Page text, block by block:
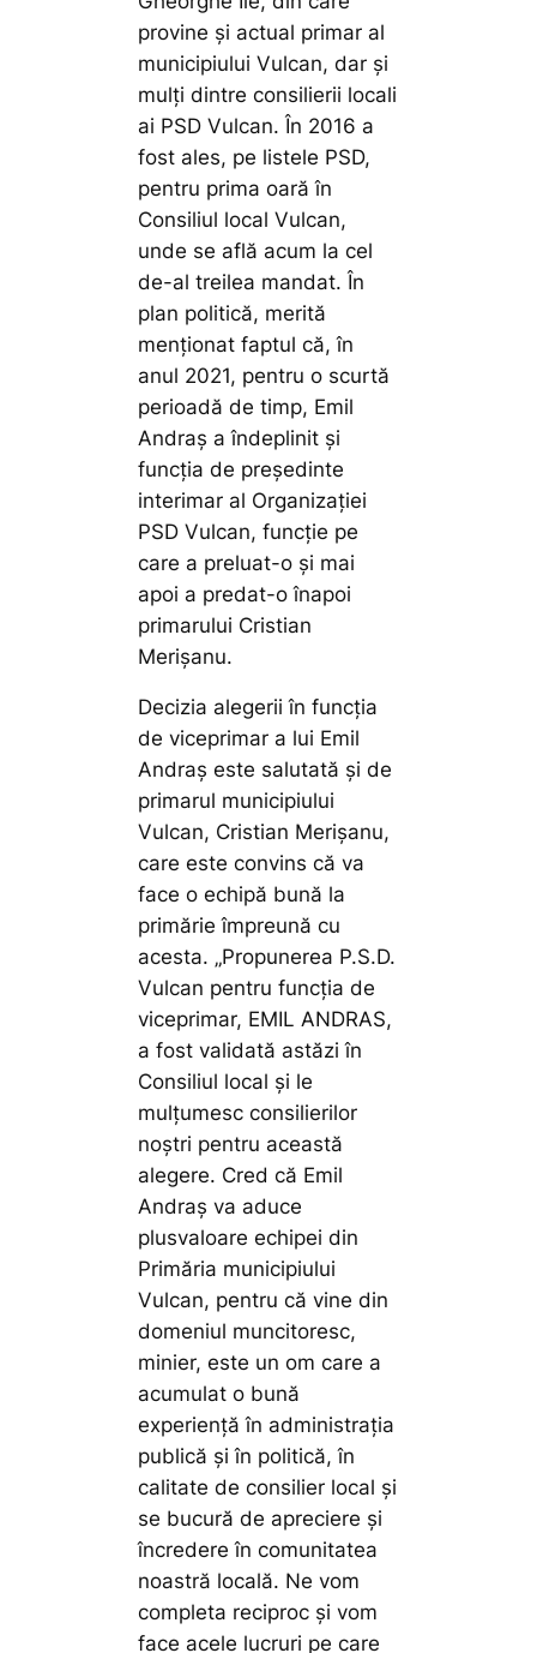
provine și actual primar al
municipiului Vulcan, dar și
mulți dintre consilierii locali
ai PSD Vulcan. În 2016 a
fost ales, pe listele PSD,
pentru prima oară în
Consiliul local Vulcan,
unde se află acum la cel
de-al treilea mandat. În
plan politică, merită
menționat faptul că, în
anul 2021, pentru o scurtă
perioadă de timp, Emil
Andraș a îndeplinit și
funcția de președinte
interimar al Organizației
PSD Vulcan, funcție pe
care a preluat-o și mai
apoi a predat-o înapoi
primarului Cristian
Merișanu.
Decizia alegerii în funcția
de viceprimar a lui Emil
Andraș este salutată și de
primarul municipiului
Vulcan, Cristian Merișanu,
care este convins că va
face o echipă bună la
primărie împreună cu
acesta. „Propunerea P.S.D.
Vulcan pentru funcția de
viceprimar, EMIL ANDRAS,
a fost validată astăzi în
Consiliul local și le
mulțumesc consilierilor
noștri pentru această
alegere. Cred că Emil
Andraș va aduce
plusvaloare echipei din
Primăria municipiului
Vulcan, pentru că vine din
domeniul muncitoresc,
minier, este un om care a
acumulat o bună
experiență în administrația
publică și în politică, în
calitate de consilier local și
se bucură de apreciere și
încredere în comunitatea
noastră locală. Ne vom
completa reciproc și vom
face acele lucruri pe care